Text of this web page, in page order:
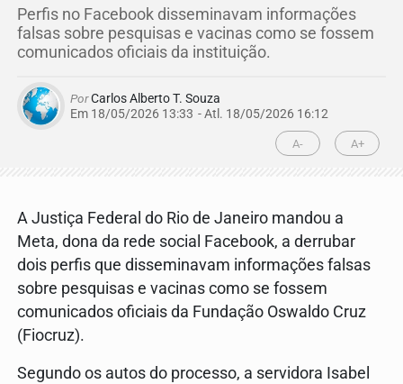
Perfis no Facebook disseminavam informações
falsas sobre pesquisas e vacinas como se fossem
comunicados oficiais da instituição.
PorCarlos Alberto T. Souza
Em 18/05/2026 13:33 - Atl. 18/05/2026 16:12
A- A+
A Justiça Federal do Rio de Janeiro mandou a
Meta, dona da rede social Facebook, a derrubar
dois perfis que disseminavam informações falsas
sobre pesquisas e vacinas como se fossem
comunicados oficiais da Fundação Oswaldo Cruz
(Fiocruz).
Segundo os autos do processo, a servidora Isabel